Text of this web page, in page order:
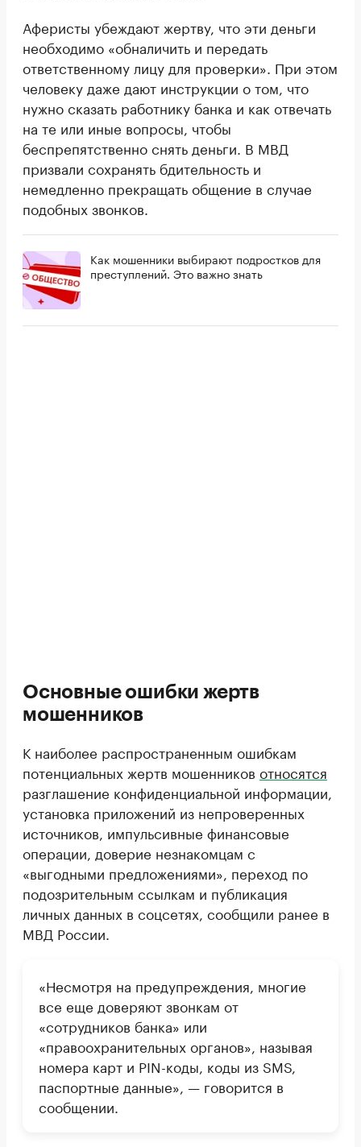
Аферисты убеждают жертву, что эти деньги
необходимо «обналичить и передать
ответственному лицу для проверки». При этом
человеку даже дают инструкции о том, что
нужно сказать работнику банка и как отвечать
на те или иные вопросы, чтобы
беспрепятственно снять деньги. В МВД
призвали сохранять бдительность и
немедленно прекращать общение в случае
подобных звонков.
Как мошенники выбирают подростков для
преступлений. Это важно знать
Основные ошибки жертв
мошенников
К наиболее распространенным ошибкам
потенциальных жертв мошенников относятся
разглашение конфиденциальной информации,
установка приложений из непроверенных
источников, импульсивные финансовые
операции, доверие незнакомцам с
«выгодными предложениями», переход по
подозрительным ссылкам и публикация
личных данных в соцсетях, сообщили ранее в
МВД России.
«Несмотря на предупреждения, многие
все еще доверяют звонкам от
«сотрудников банка» или
«правоохранительных органов», называя
номера карт и PIN-коды, коды из SMS,
паспортные данные», — говорится в
сообщении.